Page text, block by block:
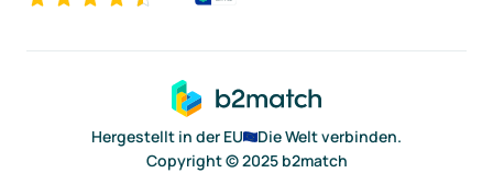
Hergestellt in der EU
Die Welt verbinden.
Copyright © 2025 b2match